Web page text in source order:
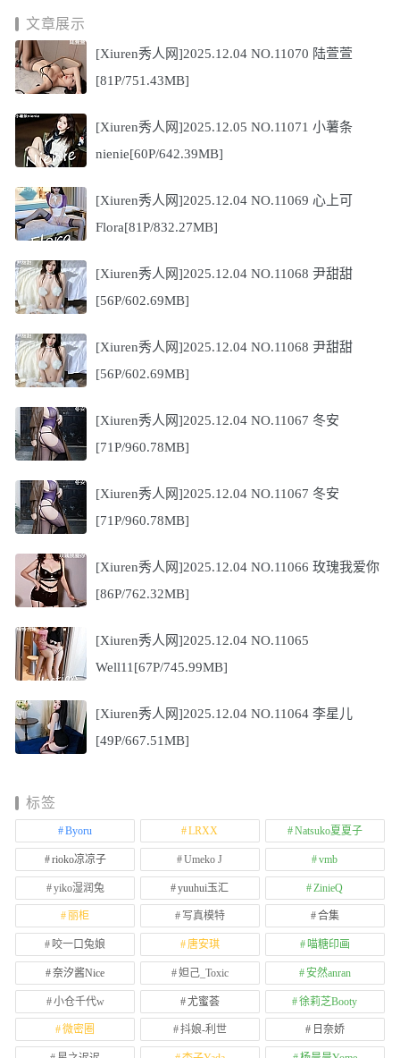
文章展示
[Xiuren秀人网]2025.12.04 NO.11070 陆萱萱
[81P/751.43MB]
[Xiuren秀人网]2025.12.05 NO.11071 小薯条
nienie[60P/642.39MB]
[Xiuren秀人网]2025.12.04 NO.11069 心上可
Flora[81P/832.27MB]
[Xiuren秀人网]2025.12.04 NO.11068 尹甜甜
[56P/602.69MB]
[Xiuren秀人网]2025.12.04 NO.11068 尹甜甜
[56P/602.69MB]
[Xiuren秀人网]2025.12.04 NO.11067 冬安
[71P/960.78MB]
[Xiuren秀人网]2025.12.04 NO.11067 冬安
[71P/960.78MB]
[Xiuren秀人网]2025.12.04 NO.11066 玫瑰我爱你
[86P/762.32MB]
[Xiuren秀人网]2025.12.04 NO.11065
Well11[67P/745.99MB]
[Xiuren秀人网]2025.12.04 NO.11064 李星儿
[49P/667.51MB]
标签
Byoru LRXX Natsuko夏夏子
rioko凉凉子 Umeko J vmb
yiko湿润兔 yuuhui玉汇 ZinieQ
丽柜 写真模特 合集
咬一口兔娘 唐安琪 喵糖印画
奈汐酱Nice 妲己_Toxic 安然anran
小仓千代w 尤蜜荟 徐莉芝Booty
微密圈 抖娘-利世 日奈娇